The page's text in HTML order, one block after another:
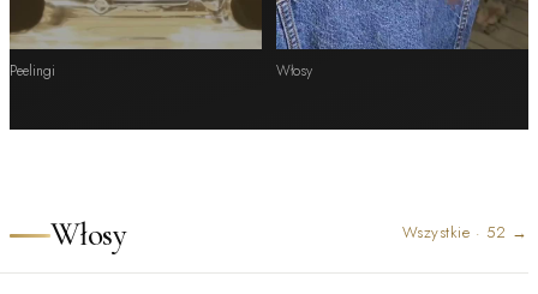
Peelingi Włosy
Włosy Wszystkie · 52 →